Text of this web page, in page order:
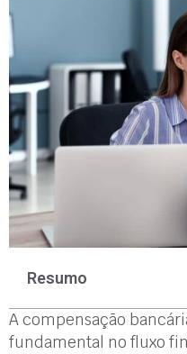
Resumo
A compensação
fundamental no fluxo